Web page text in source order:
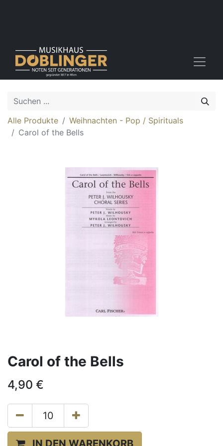
Alle Produkte
Weihnachten - Pop / Spirituals
Carol of the Bells
Carol of the Bells
4,90 €
IN DEN WARENKORB